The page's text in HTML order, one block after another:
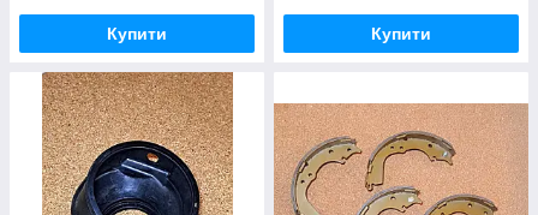
Купити Купити